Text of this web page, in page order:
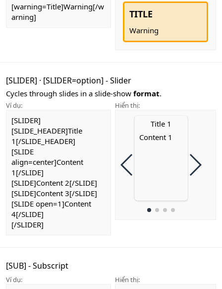
[warning=Title]Warning[/w
arning]
TITLE
Warning
[SLIDER] · [SLIDER=option] - Slider
Cycles through slides in a slide-show format.
Ví dụ:
[SLIDER]
[SLIDE_HEADER]Title
1[/SLIDE_HEADER]
[SLIDE
align=center]Content
1[/SLIDE]
[SLIDE]Content 2[/SLIDE]
[SLIDE]Content 3[/SLIDE]
[SLIDE open=1]Content
4[/SLIDE]
[/SLIDER]
Hiển thị:
Title 1
Content 1
[SUB] - Subscript
Ví dụ: Hiển thị: